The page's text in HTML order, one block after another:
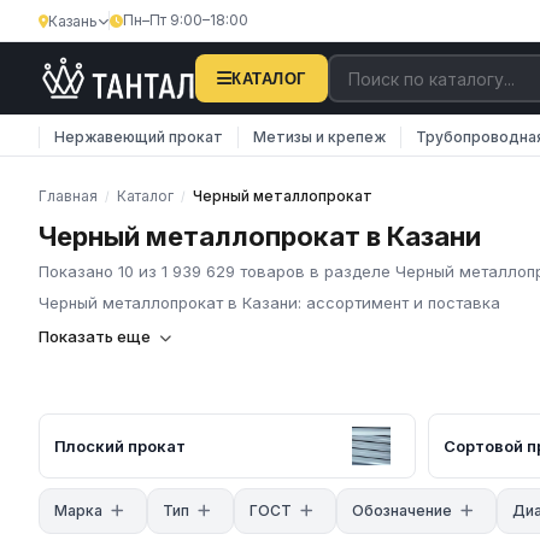
Казань Пн–Пт 9:00–18:00
КАТАЛОГ
Нержавеющий прокат Метизы и крепеж
Главная / Каталог / Черный металлопрокат
Черный металлопрокат в Казани
Показано 10 из 1 939 629 товаров в разделе Черный
Черный металлопрокат в Казани: ассортимент и поставка
Компания «Тантал» предлагает чёрный металлопрокат в
В нашем каталоге представлен широкий ассортимент
прокат: горячекатаные листы по ГОСТ 19903,
Трубный прокат: трубы ВГП по ГОСТ 3262, электросварные
квадратного и прямоугольного сечения. Сортовой прокат:
равнополочные и неравнополочные, швеллеры, двутавры,
Показать еще
Плоский прокат Сортовой
Марка Тип ГОСТ Обозначение